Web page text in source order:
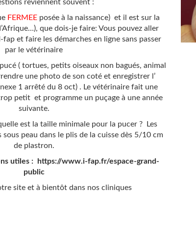
reviennent souvent :
FERMEEposée à la naissance) et il est sur la
que dois-je faire: Vous pouvez aller
fap et faire les démarches en ligne sans passer
par le vétérinaire
( tortues, petits oiseaux non bagués, animal
une photo de son coté et enregistrer l’
1 arrêté du 8 oct) . Le vétérinaire fait une
petit et programme un puçage à une année
suivante.
est la taille minimale pour la pucer ? Les
peau dans le plis de la cuisse dès 5/10 cm
de plastron.
utiles : https://www.i-fap.fr/espace-grand-
public
site et à bientôt dans nos cliniques